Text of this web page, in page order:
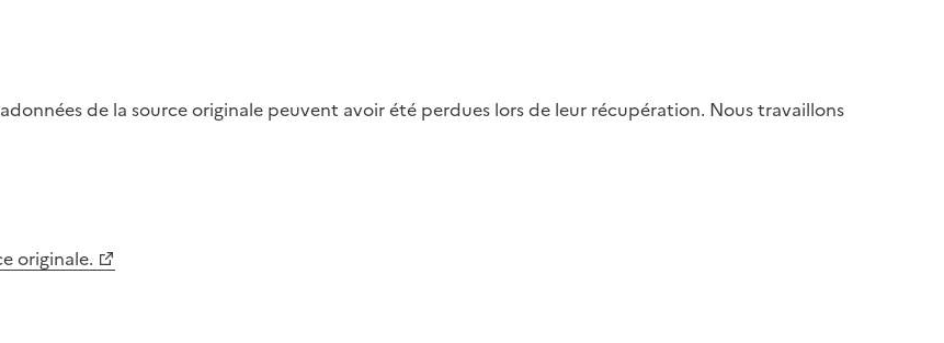
de la source originale peuvent avoir été perdues lors de leur récupération. Nous travaillons
originale.